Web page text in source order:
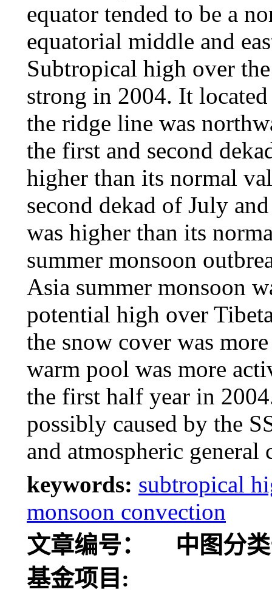
equator tended to be a
equatorial middle and
Subtropical high over
strong in 2004. It
the ridge line was
the first and second
higher than its normal
second dekad of July
was higher than its
summer monsoon
Asia summer monsoon
potential high over
the snow cover was
warm pool was more
the first half year in
possibly caused by the
and atmospheric general
keywords: subtropical
monsoon convection
文章编号：
中图分
基金项目: